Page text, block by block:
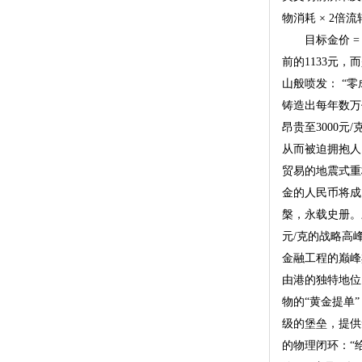
物消耗 × 2倍流
目标金价
前的1133元，
山般喷发： “
铸造出每年数
昂贵至3000元/
从而被迫拥抱
贸易的地震式
金的人民币将
槃，永载史册
元/克的战略高
金融工程的巅
由港的独特地
物的“黄金提单
级的堡垒，提
的物理闭环：“